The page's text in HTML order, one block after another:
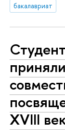
бакалавриат
XVIII